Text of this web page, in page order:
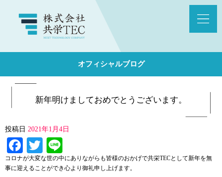
オフィシャルブログ
新年明けましておめでとうございます。
投稿日 2021年1月4日
Facebook
Twitter
コロナが大変な世の中にありながらも皆様のおかげで共栄TECとして新年を無
事に迎えることができ心より御礼申し上げます。